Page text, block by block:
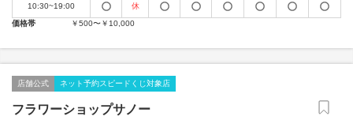
10:30~19:00
休
価格帯
￥500〜￥10,000
店舗公式 ネット予約スピードくじ対象店
フラワーショップサノー